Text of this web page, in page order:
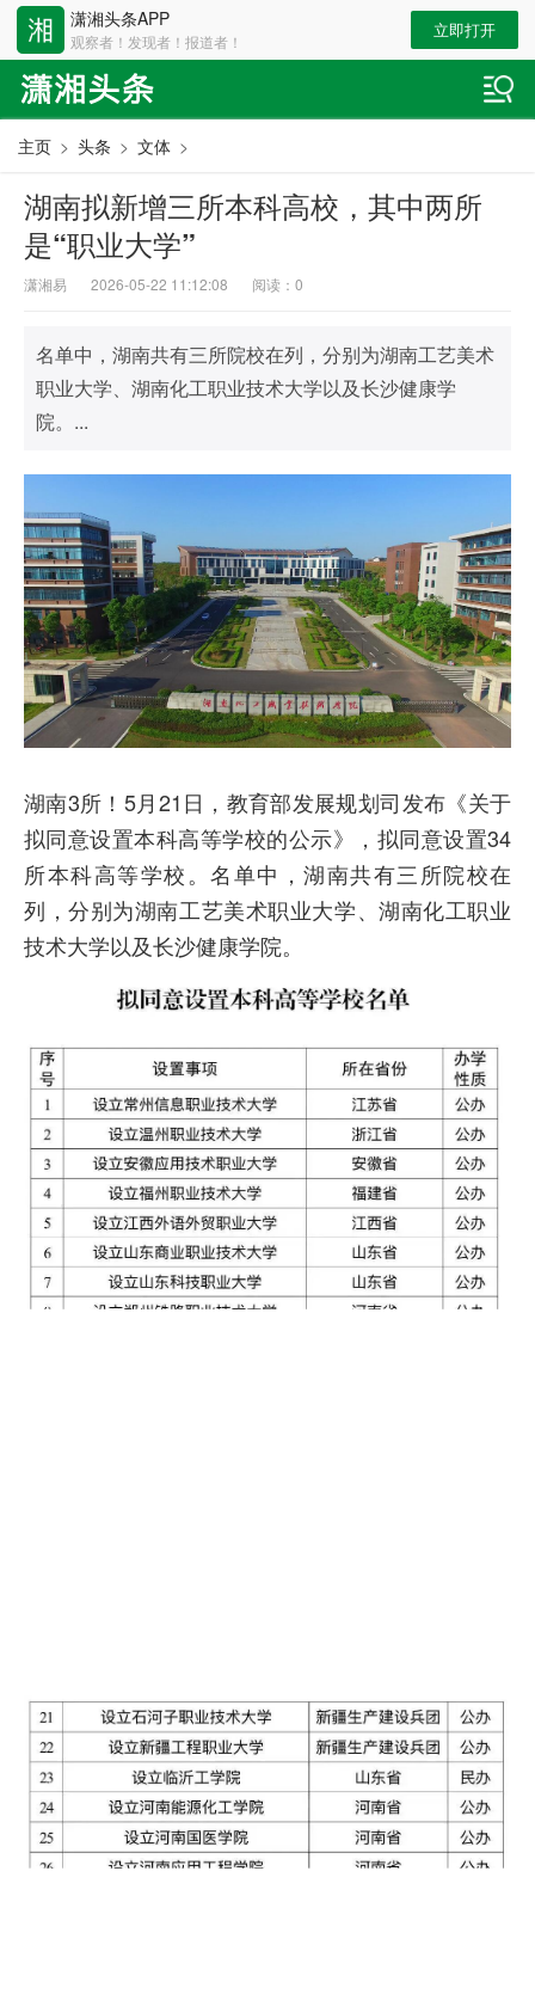
潇湘头条APP
观察者！发现者！报道者！
立即打开
主页 > 头条 > 文体 >
湖南拟新增三所本科高校，其中两所
是“职业大学”
潇湘易 2026-05-22 11:12:08 阅读： 0
名单中，湖南共有三所院校在列，分别为湖南工艺美术
职业大学、湖南化工职业技术大学以及长沙健康学
院。...
湖南3所！5月21日，教育部发展规划司发布《关于
拟同意设置本科高等学校的公示》，拟同意设置34
所本科高等学校。名单中，湖南共有三所院校在
列，分别为湖南工艺美术职业大学、湖南化工职业
技术大学以及长沙健康学院。